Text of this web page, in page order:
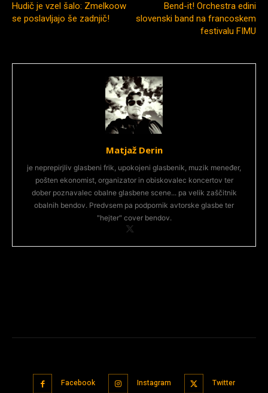
Hudič je vzel šalo: Zmelkoow
se poslavljajo še zadnjič!
Bend-it! Orchestra edini
slovenski band na francoskem
festivalu FIMU
Matjaž Derin
je neprepirjliv glasbeni frik, upokojeni glasbenik, muzik meneđer,
pošten ekonomist, organizator in obiskovalec koncertov ter
dober poznavalec obalne glasbene scene... pa velik zaščitnik
obalnih bendov. Predvsem pa podpornik avtorske glasbe ter
"hejter" cover bendov.
Facebook Instagram Twitter